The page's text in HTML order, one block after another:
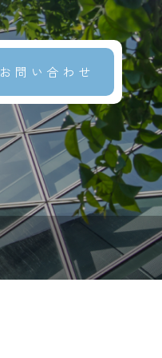
お問い合わせ